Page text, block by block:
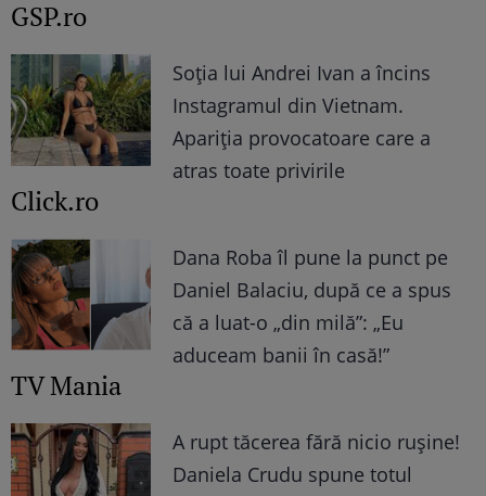
GSP.ro
Soția lui Andrei Ivan a încins
Instagramul din Vietnam.
Apariția provocatoare care a
atras toate privirile
Click.ro
Dana Roba îl pune la punct pe
Daniel Balaciu, după ce a spus
că a luat-o „din milă”: „Eu
aduceam banii în casă!”
TV Mania
A rupt tăcerea fără nicio rușine!
Daniela Crudu spune totul